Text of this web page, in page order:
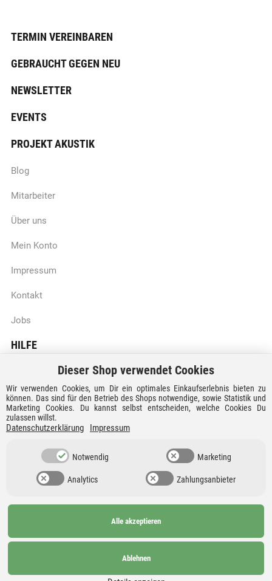
TERMIN VEREINBAREN
GEBRAUCHT GEGEN NEU
NEWSLETTER
EVENTS
PROJEKT AKUSTIK
Blog
Mitarbeiter
Über uns
Mein Konto
Impressum
Kontakt
Jobs
HILFE
Batteriegesetzhinweise
Vertrag widerrufen
Versandkosten und Lieferzeiten
Zahlungsarten
Widerrufsrecht
Datenschutz
versandkostenfrei nach
Dieser Shop verwendet Cookies
Wir verwenden Cookies, um Dir ein optimales Einkaufserlebnis bieten zu
können. Das sind für den Betrieb des Shops notwendige, sowie Statistik und
Marketing Cookies. Du kannst selbst entscheiden, welche Cookies Du
zulassen willst.
Datenschutzerklärung Impressum
Notwendig Marketing
Analytics Zahlungsanbieter
Alle akzeptieren
Ablehnen